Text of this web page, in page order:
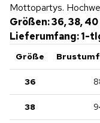
Mottopartys.
Größen: 36, 38, 40
Lieferumfang: 1-
Größe
36
38